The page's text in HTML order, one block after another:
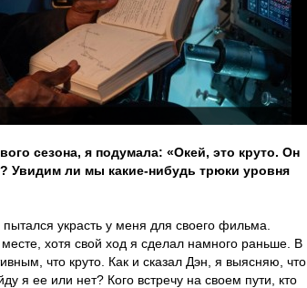
сезона, я подумала: «Окей, это круто. Он
Увидим ли мы какие-нибудь трюки уровня
украсть у меня для своего фильма.
хотя свой ход я сделал намного раньше. В
что круто. Как и сказал Дэн, я выясняю, что
я ее или нет? Кого встречу на своем пути, кто